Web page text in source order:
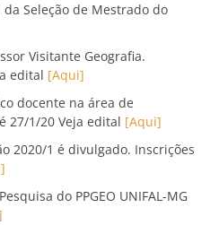
Seleção de Mestrado do
Visitante Geografia.
edital [Aqui]
docente na área de
27/1/20 Veja edital [Aqui]
2020/1 é divulgado. Inscrições
do PPGEO UNIFAL-MG